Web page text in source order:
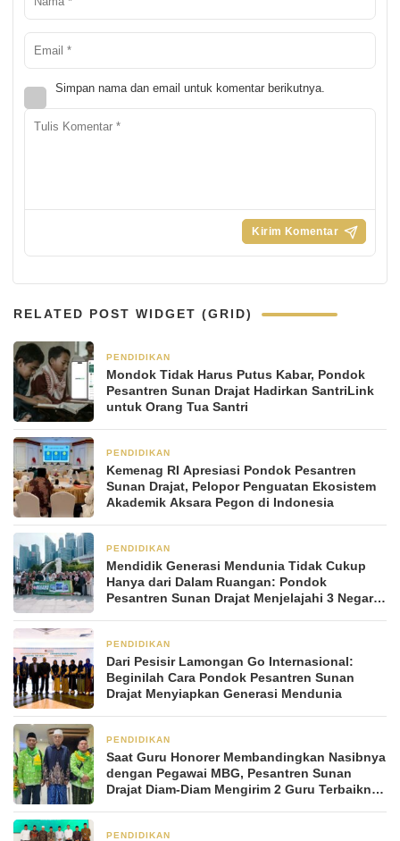
Simpan nama dan email untuk komentar berikutnya.
RELATED POST WIDGET (GRID)
PENDIDIKAN
Mondok Tidak Harus Putus Kabar, Pondok
Pesantren Sunan Drajat Hadirkan SantriLink
untuk Orang Tua Santri
PENDIDIKAN
Kemenag RI Apresiasi Pondok Pesantren
Sunan Drajat, Pelopor Penguatan Ekosistem
Akademik Aksara Pegon di Indonesia
PENDIDIKAN
Mendidik Generasi Mendunia Tidak Cukup
Hanya dari Dalam Ruangan: Pondok
Pesantren Sunan Drajat Menjelajahi 3 Negara
PENDIDIKAN
Dari Pesisir Lamongan Go Internasional:
Beginilah Cara Pondok Pesantren Sunan
Drajat Menyiapkan Generasi Mendunia
PENDIDIKAN
Saat Guru Honorer Membandingkan Nasibnya
dengan Pegawai MBG, Pesantren Sunan
Drajat Diam-Diam Mengirim 2 Guru Terbaiknya
PENDIDIKAN